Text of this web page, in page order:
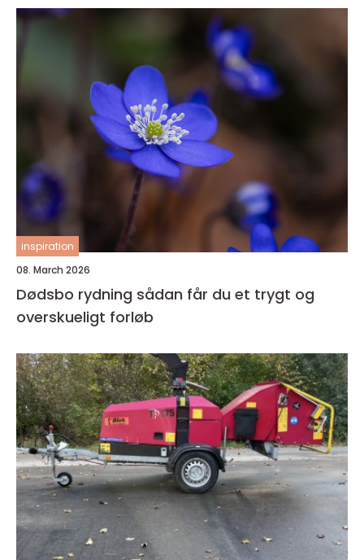
inspiration
08. March 2026
Dødsbo rydning sådan får du et trygt og
overskueligt forløb